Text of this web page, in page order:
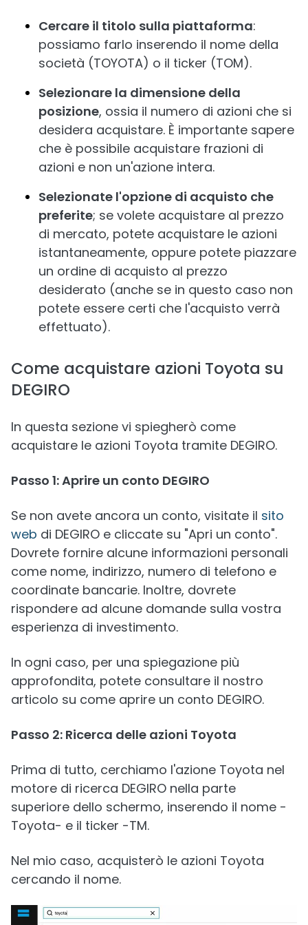
Cercare il titolo sulla piattaforma:
possiamo farlo inserendo il nome della
società (TOYOTA) o il ticker (TOM).
Selezionare la dimensione della
posizione, ossia il numero di azioni che si
desidera acquistare. È importante sapere
che è possibile acquistare frazioni di
azioni e non un'azione intera.
Selezionate l'opzione di acquisto che
preferite; se volete acquistare al prezzo
di mercato, potete acquistare le azioni
istantaneamente, oppure potete piazzare
un ordine di acquisto al prezzo
desiderato (anche se in questo caso non
potete essere certi che l'acquisto verrà
effettuato).
Come acquistare azioni Toyota su
DEGIRO
In questa sezione vi spiegherò come
acquistare le azioni Toyota tramite DEGIRO.
Passo 1: Aprire un conto DEGIRO
Se non avete ancora un conto, visitate il sito
web di DEGIRO e cliccate su "Apri un conto".
Dovrete fornire alcune informazioni personali
come nome, indirizzo, numero di telefono e
coordinate bancarie. Inoltre, dovrete
rispondere ad alcune domande sulla vostra
esperienza di investimento.
In ogni caso, per una spiegazione più
approfondita, potete consultare il nostro
articolo su come aprire un conto DEGIRO.
Passo 2: Ricerca delle azioni Toyota
Prima di tutto, cerchiamo l'azione Toyota nel
motore di ricerca DEGIRO nella parte
superiore dello schermo, inserendo il nome -
Toyota- e il ticker -TM.
Nel mio caso, acquisterò le azioni Toyota
cercando il nome.